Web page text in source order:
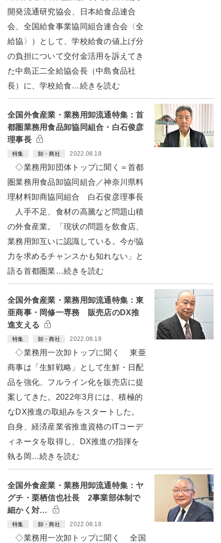
開発流通研究協会、日本給食品連合
会、全国給食事業協同組合連合会〈全
給協〉）として、学校給食の値上げ分
の負担について交付金活用を訴えてき
た中島正二全給協会長（中島食品社
長）に、学校給食…続きを読む
全国外食産業・業務用卸流通特集：首
都圏業務用食品卸協同組合・白石俊彦
理事長
特集 卸・商社 2022.08.18
◇業務用卸団体トップに聞く＝首都
圏業務用食品卸協同組合／神奈川県料
理材料卸商協同組合 白石俊彦理事長
人手不足、食材の高騰など問題山積
の外食産業。「現状の問題を飲食店、
業務用卸互いに認識している。今が協
力を求めるチャンスかも知れない」と
語る首都圏業…続きを読む
全国外食産業・業務用卸流通特集：東
亜商事・岡修一専務 販売店のDX推
進支える
特集 卸・商社 2022.08.18
◇業務用一次卸トップに聞く 東亜
商事は「生鮮戦略」として生鮮・日配
品を強化、フルライン化を販売店に提
案してきた。2022年3月には、積極的
なDX推進の取組みをスタートした。
自身、経済産業省推進資格のITコーデ
ィネータを取得し、DX推進の指揮を
執る岡…続きを読む
全国外食産業・業務用卸流通特集：ヤ
グチ・栗栖信也社長 2事業部体制で
細かく対…
特集 卸・商社 2022.08.18
◇業務用一次卸トップに聞く 全国